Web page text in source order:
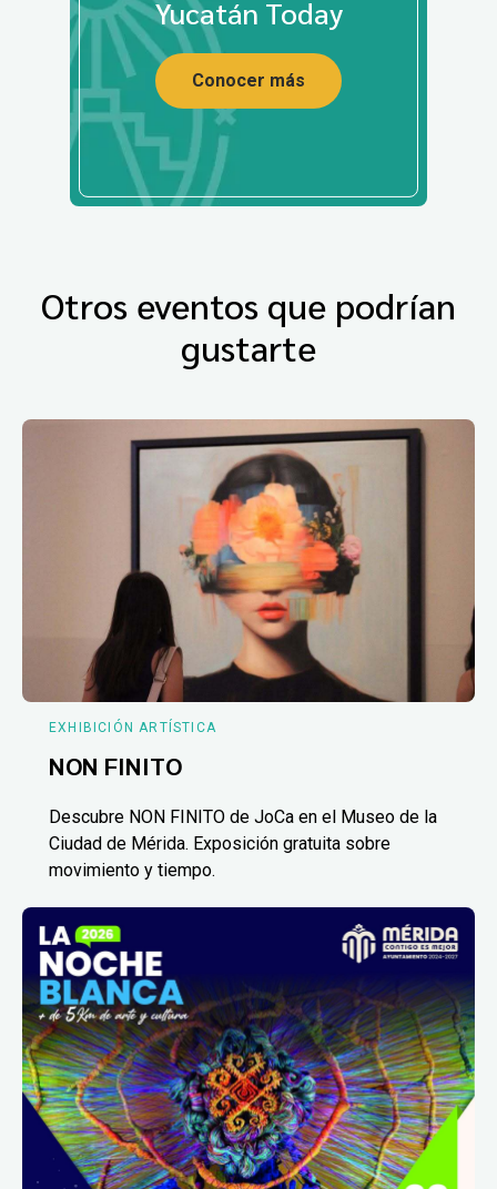
Yucatán Today
Conocer más
Otros eventos que podrían
gustarte
EXHIBICIÓN ARTÍSTICA
NON FINITO
Descubre NON FINITO de JoCa en el Museo de la
Ciudad de Mérida. Exposición gratuita sobre
movimiento y tiempo.